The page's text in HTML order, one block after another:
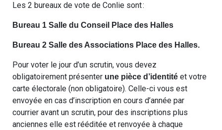
Les 2 bureaux de vote de Conlie sont :
Bureau 1 Salle du Conseil Place des Halles
Bureau 2 Salle des Associations Place des Halles.
Pour voter le jour d’un scrutin, vous devez
obligatoirement présenter une pièce d’identité et votre
carte électorale (non obligatoire). Celle-ci vous est
envoyée en cas d’inscription en cours d’année par
courrier avant un scrutin, pour des inscriptions plus
anciennes elle est rééditée et renvoyée à chaque